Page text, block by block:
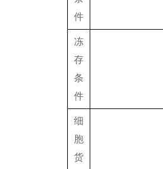
件
冻
存
条
件
细
胞
货